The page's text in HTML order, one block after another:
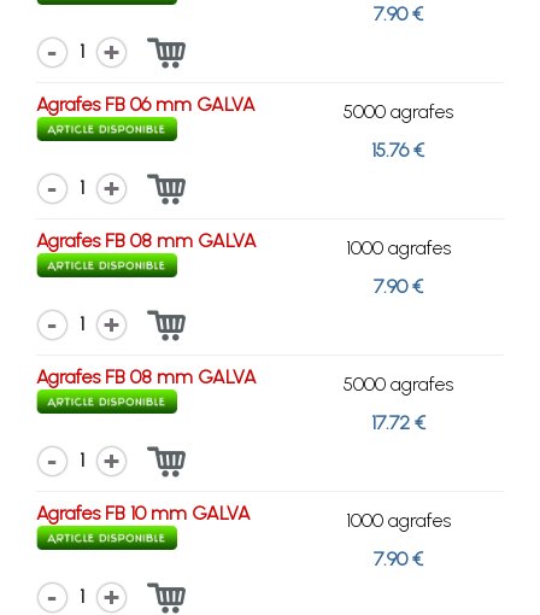
7.90 €
1
Agrafes FB 06 mm GALVA
5000 agrafes
15.76 €
1
Agrafes FB 08 mm GALVA
1000 agrafes
7.90 €
1
Agrafes FB 08 mm GALVA
5000 agrafes
17.72 €
1
Agrafes FB 10 mm GALVA
1000 agrafes
7.90 €
1